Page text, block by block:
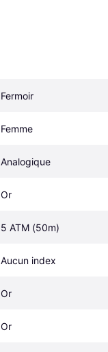
Fermoir
Femme
Analogique
Or
5 ATM (50m)
Aucun index
Or
Or